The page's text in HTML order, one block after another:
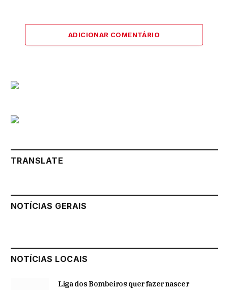
ADICIONAR COMENTÁRIO
TRANSLATE
NOTÍCIAS GERAIS
NOTÍCIAS LOCAIS
Liga dos Bombeiros quer fazer nascer